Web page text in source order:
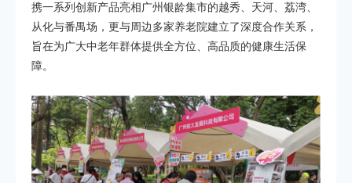
携一系列创新产品亮相广州银龄集市的越秀、天河、荔湾、
从化与番禺场，更与周边多家养老院建立了深度合作关系，
旨在为广大中老年群体提供全方位、高品质的健康生活保
障。